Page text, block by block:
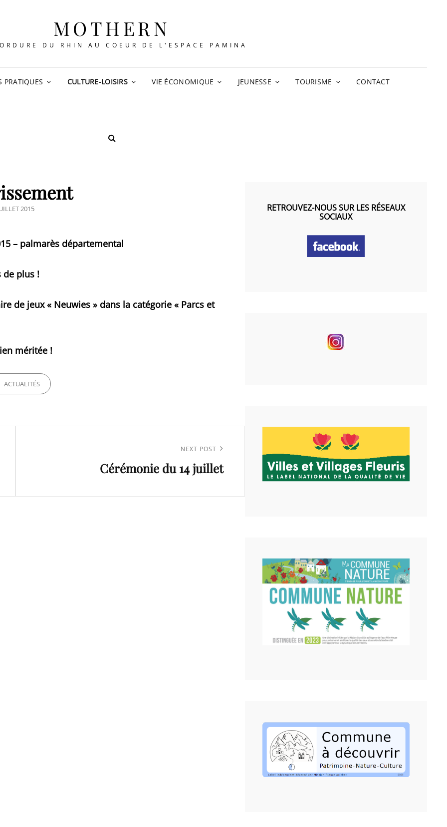
MOTHERN
DU RHIN AU COEUR DE L'ESPACE PAMINA
PRATIQUES CULTURE-LOISIRS VIE ÉCONOMIQUE JEUNESSE TOURISME CONTACT
SEARCH
2015
– palmarès départemental
de plus !
de jeux « Neuwies » dans la catégorie « Parcs et
méritée !
ACTUALITÉS
NEXT POST
Cérémonie du 14 juillet
RETROUVEZ-NOUS SUR LES RÉSEAUX
SOCIAUX